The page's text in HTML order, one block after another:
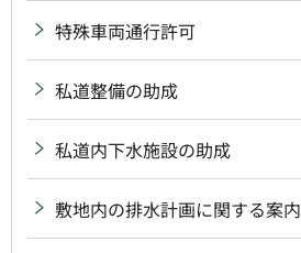
特殊車両通行許可
私道整備の助成
私道内下水施設の助成
敷地内の排水計画に関する案内